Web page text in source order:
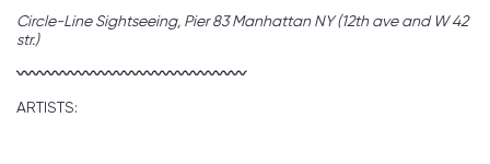
Circle-Line Sightseeing, Pier 83 Manhattan NY (12th ave and W 42
str.)
〰〰〰〰〰〰〰〰〰〰〰〰〰〰〰
ARTISTS: